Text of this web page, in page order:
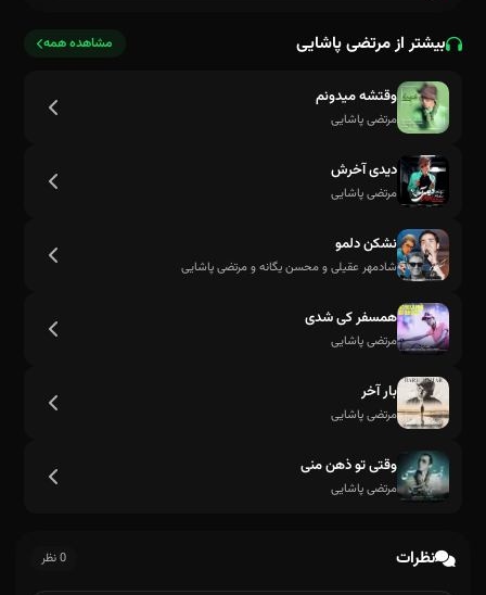
بیشتر از مرتضی پاشایی مشاهده همه
وقتشه میدونم
مرتضی پاشایی
دیدی آخرش
مرتضی پاشایی
نشکن دلمو
شادمهر عقیلی و محسن یگانه و مرتضی پاشایی
همسفر کی شدی
مرتضی پاشایی
بار آخر
مرتضی پاشایی
وقتی تو ذهن منی
مرتضی پاشایی
نظرات 0 نظر